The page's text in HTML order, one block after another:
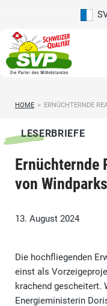
HOME > ERNÜCHTERNDE
LESERBRIEFE
Ernüchternde
von Windparks
13. August 2024
Die hochfliegenden
einst als
krachend gescheitert.
Energieministerin